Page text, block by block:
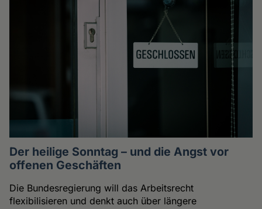
Der heilige Sonntag – und die Angst vor
offenen Geschäften
Die Bundesregierung will das Arbeitsrecht
flexibilisieren und denkt auch über längere